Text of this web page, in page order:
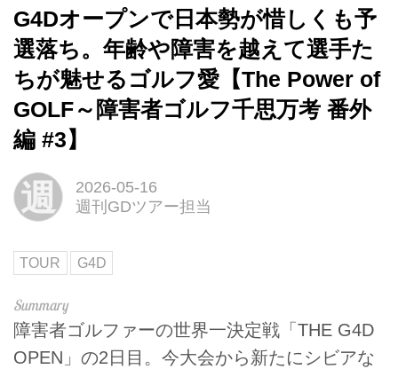
G4Dオープンで日本勢が惜しくも予
選落ち。年齢や障害を越えて選手た
ちが魅せるゴルフ愛【The Power of
GOLF～障害者ゴルフ千思万考 番外
編 #3】
週
2026-05-16
週刊GDツアー担当
TOUR G4D
障害者ゴルファーの世界一決定戦「THE G4D
OPEN」の2日目。今大会から新たにシビアな